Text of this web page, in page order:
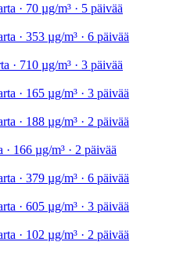
· 70 µg/m³ · 5 päivää
· 353 µg/m³ · 6 päivää
· 710 µg/m³ · 3 päivää
· 165 µg/m³ · 3 päivää
· 188 µg/m³ · 2 päivää
· 166 µg/m³ · 2 päivää
· 379 µg/m³ · 6 päivää
· 605 µg/m³ · 3 päivää
· 102 µg/m³ · 2 päivää